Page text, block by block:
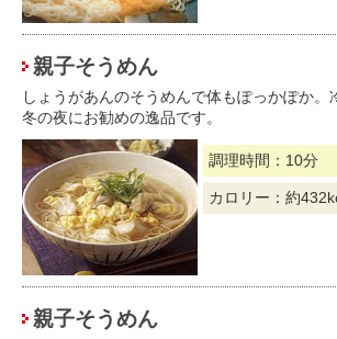
親子そうめん
しょうがあんのそうめんで体もぽっかぽか。
冬の夜にお勧めの逸品です。
調理時間：10分
カロリー：約
親子そうめん